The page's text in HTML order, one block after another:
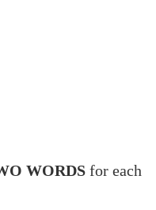
WORDS for each